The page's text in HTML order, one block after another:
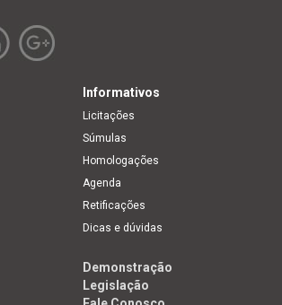
Informativos
Licitações
Súmulas
Homologações
Agenda
Retificações
Dicas e dúvidas
Demonstração
Legislação